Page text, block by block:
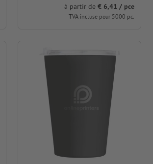
à partir de € 6,41 / pce
TVA incluse pour 5000 pc.